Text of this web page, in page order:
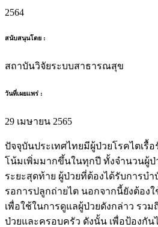
2564
สนับสนุนโดย :
สถาบันวิจัยระบบสาธารณสุข
วันที่เผยแพร่ :
29 เมษายน 2565
ปัจจุบันประเทศไทยมีผู้ป่วยโรคไตเรื้
โน้มเพิ่มมากขึ้นในทุกปี ทั้งจำนวนผู้ป่
ระยะสุดท้าย ผู้ป่วยที่ต้องได้รับการบ
รอการปลูกถ่ายไต นอกจากนี้ยังต้อง
เพื่อใช้ในการดูแลผู้ป่วยดังกล่าว รว
ป่วยและครอบครัว ดังนั้น เพื่อป้องกัน